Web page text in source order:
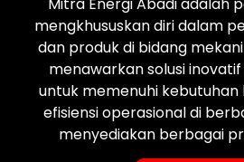
mengkhususkan diri dalam
dan produk di bidang
menawarkan solusi
untuk memenuhi
efisiensi operasional di
menyediakan berbagai